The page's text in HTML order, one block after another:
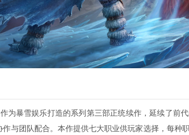
作为暴雪娱乐打造的系列第三部正统续作，延续了前
作与团队配合。本作提供七大职业供玩家选择，每种